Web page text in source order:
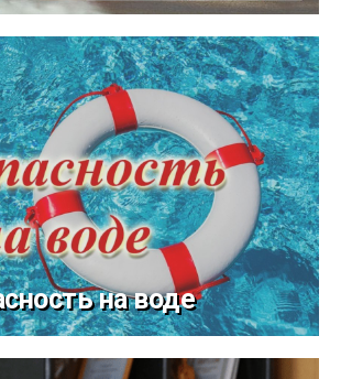
на воде